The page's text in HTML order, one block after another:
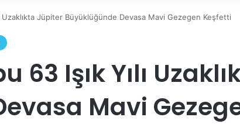
Uzaklıkta Jüpiter Büyüklüğünde Devasa Mavi Gezegen Keşfetti
63 Işık Yılı
Mavi